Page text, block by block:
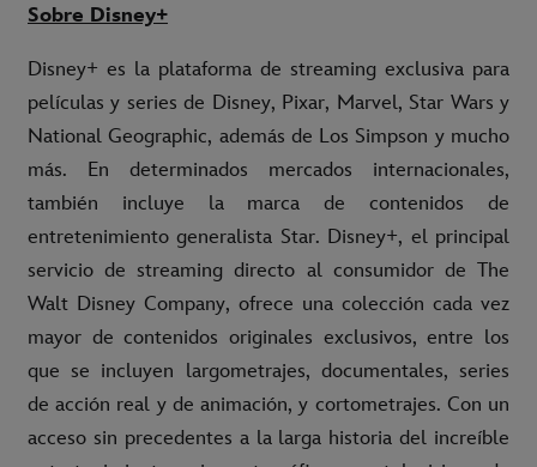
Sobre Disney+
Disney+ es la plataforma de streaming exclusiva para
películas y series de Disney, Pixar, Marvel, Star Wars y
National Geographic, además de Los Simpson y mucho
más. En determinados mercados internacionales,
también incluye la marca de contenidos de
entretenimiento generalista Star. Disney+, el principal
servicio de streaming directo al consumidor de The
Walt Disney Company, ofrece una colección cada vez
mayor de contenidos originales exclusivos, entre los
que se incluyen largometrajes, documentales, series
de acción real y de animación, y cortometrajes. Con un
acceso sin precedentes a la larga historia del increíble